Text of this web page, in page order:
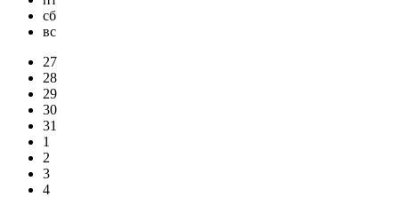
сб
вс
27
28
29
30
31
1
2
3
4